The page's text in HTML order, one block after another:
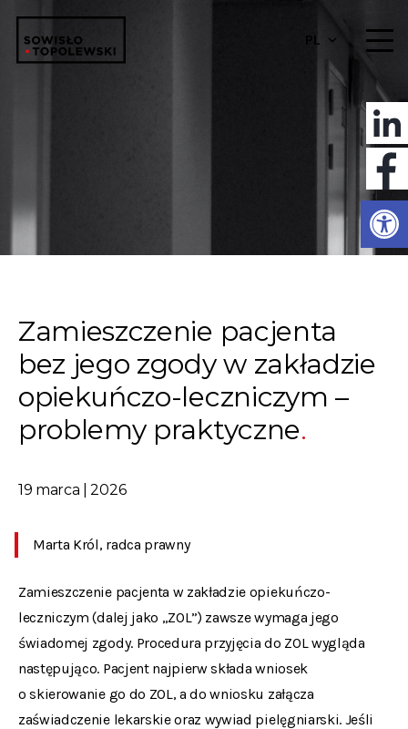
PL
Zamieszczenie pacjenta
bez jego zgody w zakładzie
opiekuńczo-leczniczym –
problemy praktyczne
19 marca | 2026
Marta Król, radca prawny
Zamieszczenie pacjenta w zakładzie opiekuńczo-
leczniczym (dalej jako „ZOL”) zawsze wymaga jego
świadomej zgody. Procedura przyjęcia do ZOL wygląda
następująco. Pacjent najpierw składa wniosek
o skierowanie go do ZOL, a do wniosku załącza
zaświadczenie lekarskie oraz wywiad pielęgniarski. Jeśli